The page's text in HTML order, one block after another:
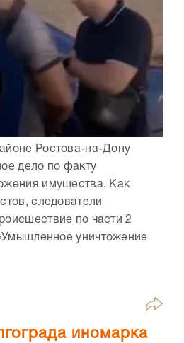
Ростова-на-Дону
дело по факту
имущества. Как
следователи
по части 2
уничтожение
иномарка